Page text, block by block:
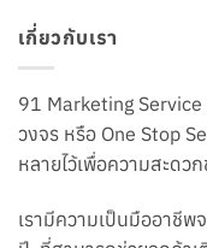
เกี่ยวกับเรา
91 Marketing
วงจร หรือ One Stop
หลายไว้เพื่อความสะดว
เรามีความเป็นมืออาชี